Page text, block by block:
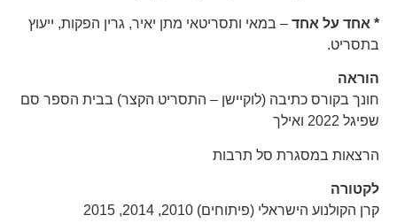
* אחד על אחד – במאי ותסריטאי מתן יאיר, גרין הפקות, ייעוץ
בתסריט.
הוראה
חונך בקורס כתיבה (לוקיישן – התסריט הקצר) בבית הספר סם
שפיגל 2022 ואילך
הרצאות במסגרת סל תרבות
לקטורה
קרן הקולנוע הישראלי (פיתוחים) 2010, 2014, 2015